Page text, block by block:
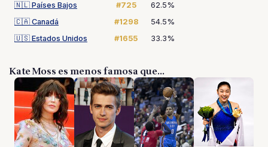
🇳🇱 Países Bajos #725
62.5%
🇨🇦 Canadá #1298
54.5%
🇺🇸 Estados Unidos #1655 33.3%
Kate Moss es menos famosa que...